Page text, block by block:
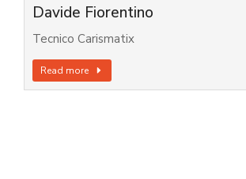
Davide Fiorentino
Tecnico Carismatix
Read more